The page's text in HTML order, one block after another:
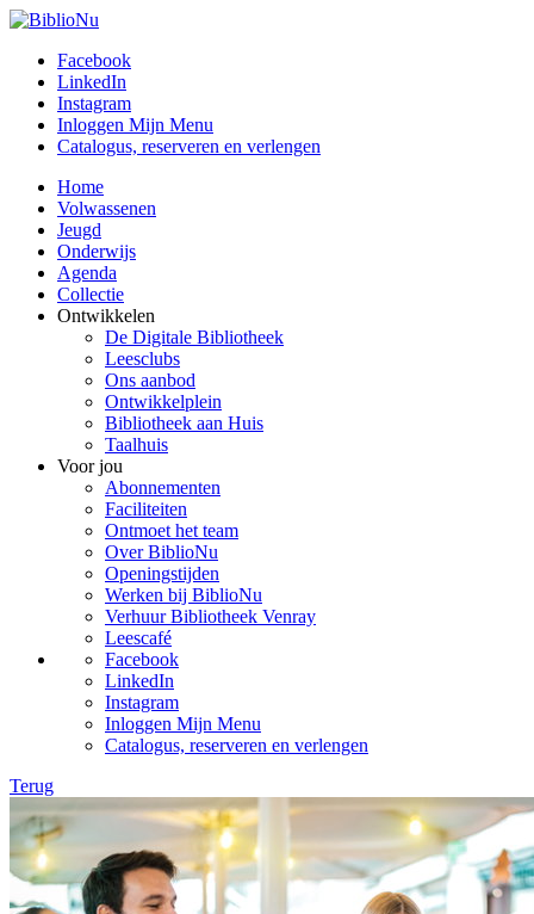
Facebook
LinkedIn
Instagram
Inloggen Mijn Menu
Catalogus, reserveren en verlengen
Home
Volwassenen
Jeugd
Onderwijs
Agenda
Collectie
Ontwikkelen
De Digitale Bibliotheek
Leesclubs
Ons aanbod
Ontwikkelplein
Bibliotheek aan Huis
Taalhuis
Voor jou
Abonnementen
Faciliteiten
Ontmoet het team
Over BiblioNu
Openingstijden
Werken bij BiblioNu
Verhuur Bibliotheek Venray
Leescafé
Facebook
LinkedIn
Instagram
Inloggen Mijn Menu
Catalogus, reserveren en verlengen
Terug